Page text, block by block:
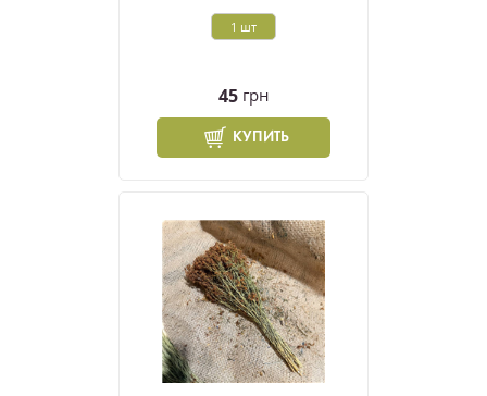
1 шт
45 грн
КУПИТЬ